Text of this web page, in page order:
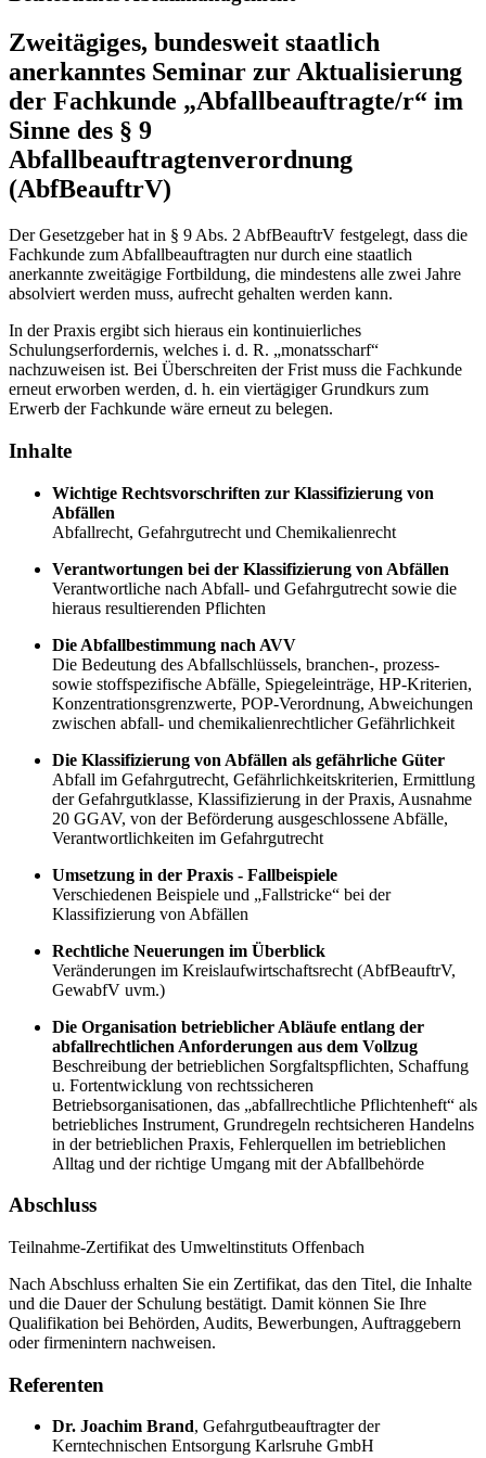
Zweitägiges, bundesweit staatlich
anerkanntes Seminar zur Aktualisierung
der Fachkunde „Abfallbeauftragte/r“ im
Sinne des § 9
Abfallbeauftragtenverordnung
(AbfBeauftrV)
Der Gesetzgeber hat in § 9 Abs. 2 AbfBeauftrV festgelegt, dass die
Fachkunde zum Abfallbeauftragten nur durch eine staatlich
anerkannte zweitägige Fortbildung, die mindestens alle zwei Jahre
absolviert werden muss, aufrecht gehalten werden kann.
In der Praxis ergibt sich hieraus ein kontinuierliches
Schulungserfordernis, welches i. d. R. „monatsscharf“
nachzuweisen ist. Bei Überschreiten der Frist muss die Fachkunde
erneut erworben werden, d. h. ein viertägiger Grundkurs zum
Erwerb der Fachkunde wäre erneut zu belegen.
Inhalte
Wichtige Rechtsvorschriften zur Klassifizierung von
Abfällen
Abfallrecht, Gefahrgutrecht und Chemikalienrecht
Verantwortungen bei der Klassifizierung von Abfällen
Verantwortliche nach Abfall- und Gefahrgutrecht sowie die
hieraus resultierenden Pflichten
Die Abfallbestimmung nach AVV
Die Bedeutung des Abfallschlüssels, branchen-, prozess-
sowie stoffspezifische Abfälle, Spiegeleinträge, HP-Kriterien,
Konzentrationsgrenzwerte, POP-Verordnung, Abweichungen
zwischen abfall- und chemikalienrechtlicher Gefährlichkeit
Die Klassifizierung von Abfällen als gefährliche Güter
Abfall im Gefahrgutrecht, Gefährlichkeitskriterien, Ermittlung
der Gefahrgutklasse, Klassifizierung in der Praxis, Ausnahme
20 GGAV, von der Beförderung ausgeschlossene Abfälle,
Verantwortlichkeiten im Gefahrgutrecht
Umsetzung in der Praxis - Fallbeispiele
Verschiedenen Beispiele und „Fallstricke“ bei der
Klassifizierung von Abfällen
Rechtliche Neuerungen im Überblick
Veränderungen im Kreislaufwirtschaftsrecht (AbfBeauftrV,
GewabfV uvm.)
Die Organisation betrieblicher Abläufe entlang der
abfallrechtlichen Anforderungen aus dem Vollzug
Beschreibung der betrieblichen Sorgfaltspflichten, Schaffung
u. Fortentwicklung von rechtssicheren
Betriebsorganisationen, das „abfallrechtliche Pflichtenheft“ als
betriebliches Instrument, Grundregeln rechtsicheren Handelns
in der betrieblichen Praxis, Fehlerquellen im betrieblichen
Alltag und der richtige Umgang mit der Abfallbehörde
Abschluss
Teilnahme-Zertifikat des Umweltinstituts Offenbach
Nach Abschluss erhalten Sie ein Zertifikat, das den Titel, die Inhalte
und die Dauer der Schulung bestätigt. Damit können Sie Ihre
Qualifikation bei Behörden, Audits, Bewerbungen, Auftraggebern
oder firmenintern nachweisen.
Referenten
Dr. Joachim Brand, Gefahrgutbeauftragter der
Kerntechnischen Entsorgung Karlsruhe GmbH